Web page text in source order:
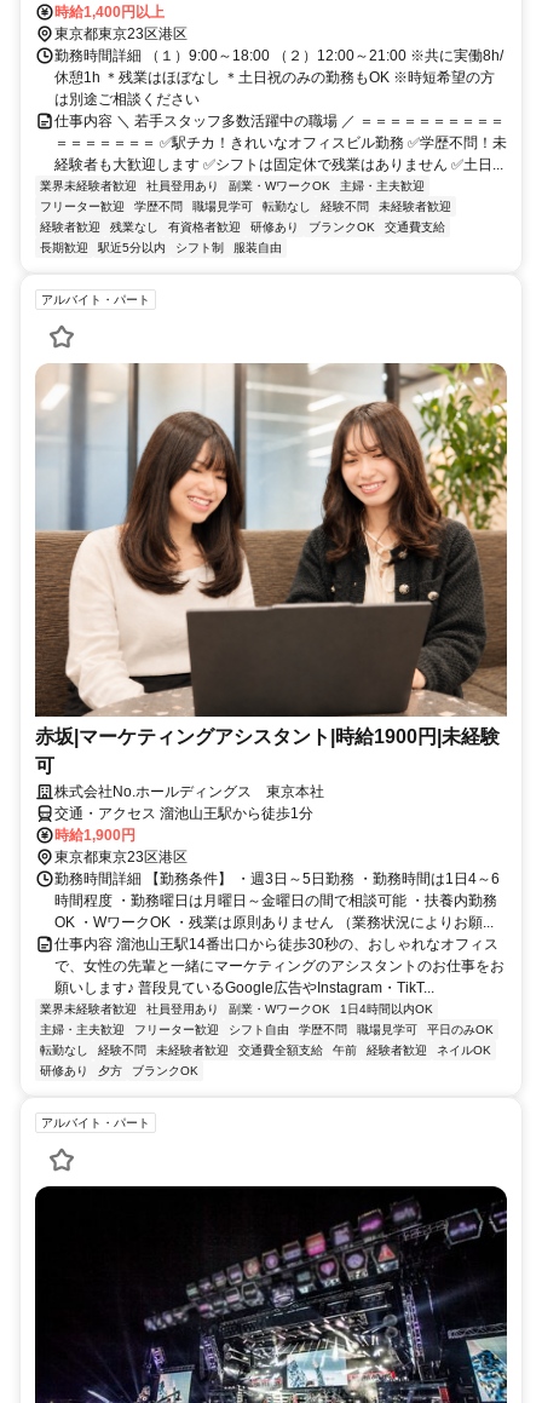
時給1,400円以上
東京都東京23区港区
勤務時間詳細 （１）9:00～18:00 （２）12:00～21:00 ※共に実働8h/
休憩1h ＊残業はほぼなし ＊土日祝のみの勤務もOK ※時短希望の方
は別途ご相談ください
仕事内容 ＼ 若手スタッフ多数活躍中の職場 ／ ＝＝＝＝＝＝＝＝＝＝
＝＝＝＝＝＝＝ ✅駅チカ！きれいなオフィスビル勤務 ✅学歴不問！未
経験者も大歓迎します ✅シフトは固定休で残業はありません ✅土日...
業界未経験者歓迎 社員登用あり 副業・WワークOK
主婦・主夫歓迎
フリーター歓迎
学歴不問 職場見学可 転勤なし 経験不問
未経験者歓迎
経験者歓迎
残業なし 有資格者歓迎 研修あり ブランクOK
交通費支給
長期歓迎
駅近5分以内 シフト制 服装自由
アルバイト・パート
赤坂|マーケティングアシスタント|時給1900円|未経験
可
株式会社No.ホールディングス 東京本社
交通・アクセス 溜池山王駅から徒歩1分
時給1,900円
東京都東京23区港区
勤務時間詳細 【勤務条件】 ・週3日～5日勤務 ・勤務時間は1日4～6
時間程度 ・勤務曜日は月曜日～金曜日の間で相談可能 ・扶養内勤務
OK ・WワークOK ・残業は原則ありません （業務状況によりお願...
仕事内容 溜池山王駅14番出口から徒歩30秒の、おしゃれなオフィス
で、女性の先輩と一緒にマーケティングのアシスタントのお仕事をお
願いします♪ 普段見ているGoogle広告やInstagram・TikT...
業界未経験者歓迎 社員登用あり 副業・WワークOK
1日4時間以内OK
主婦・主夫歓迎
フリーター歓迎 シフト自由 学歴不問 職場見学可
平日のみOK
転勤なし
経験不問 未経験者歓迎 交通費全額支給 午前 経験者歓迎
ネイルOK
研修あり
夕方 ブランクOK
アルバイト・パート